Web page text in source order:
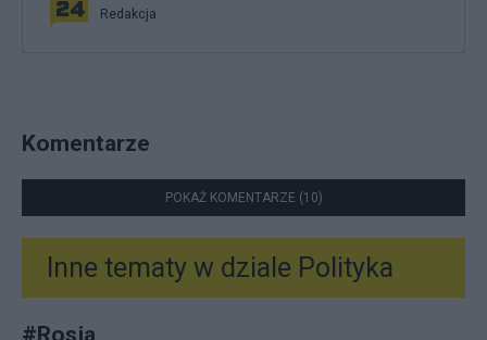
Redakcja
Komentarze
POKAŻ KOMENTARZE (10)
Inne tematy w dziale Polityka
#Rosja